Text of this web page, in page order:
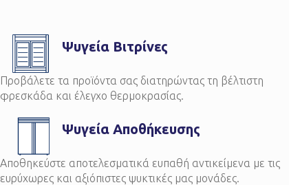
Ψυγεία Βιτρίνες
Προβάλετε τα προϊόντα σας διατηρώντας τη βέλτιστη
φρεσκάδα και έλεγχο θερμοκρασίας.
Ψυγεία Αποθήκευσης
Αποθηκεύστε αποτελεσματικά ευπαθή αντικείμενα με τις
ευρύχωρες και αξιόπιστες ψυκτικές μας μονάδες.